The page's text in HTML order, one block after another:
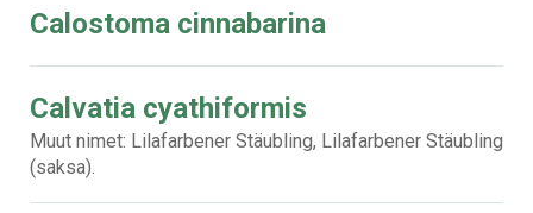
Calostoma cinnabarina
Calvatia cyathiformis
Muut nimet: Lilafarbener Stäubling, Lilafarbener Stäubling
(saksa).